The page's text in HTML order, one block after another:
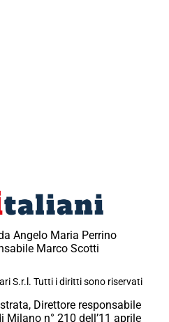
Angelo Maria Perrino
Marco Scotti
S.r.l. Tutti i diritti sono riservati
Direttore responsabile
Milano n° 210 dell’11 aprile